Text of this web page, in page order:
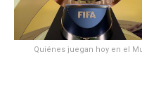
Quiénes juegan hoy en el